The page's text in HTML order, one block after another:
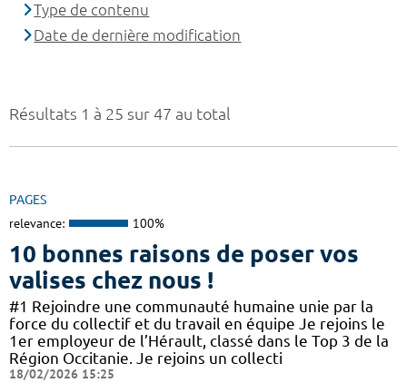
Résultats 1 à 25 sur 47 au total
PAGES
relevance: 100%
10 bonnes raisons de poser vos
valises chez nous !
#1 Rejoindre une communauté humaine unie par la
force du collectif et du travail en équipe Je rejoins le
1er employeur de l’Hérault, classé dans le Top 3 de la
Région Occitanie. Je rejoins un collecti
18/02/2026 15:25
Type de contenu
Date de dernière modification